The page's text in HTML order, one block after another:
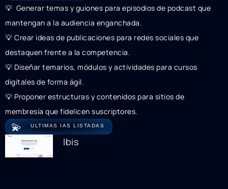
💡 ️ Generar temas y guiones para episodios de podcast que
mantengan a la audiencia enganchada.
💡 Crear ideas de publicaciones para redes sociales que
destaquen frente a la competencia.
💡 Diseñar temarios, módulos y actividades para cursos
digitales de forma ágil.
💡 Proponer estructuras y contenidos para sitios de
membresía que fidelicen suscriptores.
💫 ULTIMAS IAS LISTADAS
Ibis